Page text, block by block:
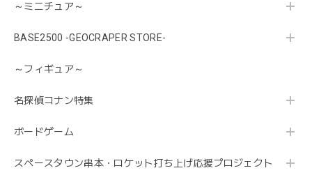
～ミニチュア～
BASE2500 -GEOCRAPER STORE-
～フィギュア～
名探偵コナン特集
ボードゲーム
スペースタウン串本・ロケット打ち上げ応援プロジェクト